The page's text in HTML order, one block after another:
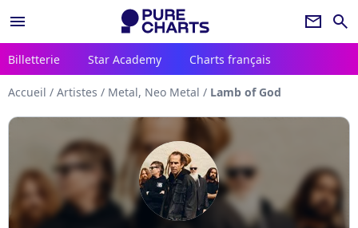
menu newsletter search
Billetterie Star Academy Charts français
Accueil / Artistes / Metal, Neo Metal / Lamb of God